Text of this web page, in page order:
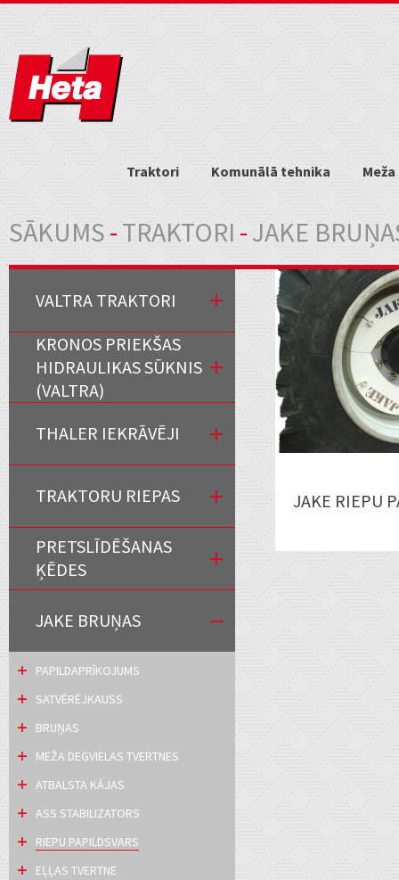
Traktori Komunālā tehnika
Jūs atrodaties šeit
SĀKUMS-TRAKTORI -JAKE
JAKE RIEPU
VALTRA TRAKTORI
KRONOS PRIEKŠAS
HIDRAULIKAS SŪKNIS
(VALTRA)
THALER IEKRĀVĒJI
TRAKTORU RIEPAS
PRETSLĪDĒŠANAS
ĶĒDES
JAKE BRUŅAS
PAPILDAPRĪKOJUMS
SATVĒRĒJKAUSS
BRUŅAS
MEŽA DEGVIELAS TVERTNES
ATBALSTA KĀJAS
ASS STABILIZATORS
RIEPU PAPILDSVARS
EĻĻAS TVERTNE